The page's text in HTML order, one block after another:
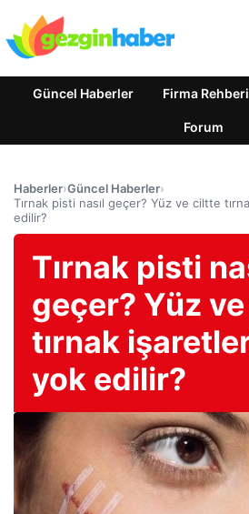
Güncel Haberler Firma Rehberi
Forum
Haberler›Güncel Haberler›
Tırnak pisti nasıl geçer? Yüz ve ciltte
edilir?
Tırnak pisti
geçer? Yüz
tırnak
yok edilir?